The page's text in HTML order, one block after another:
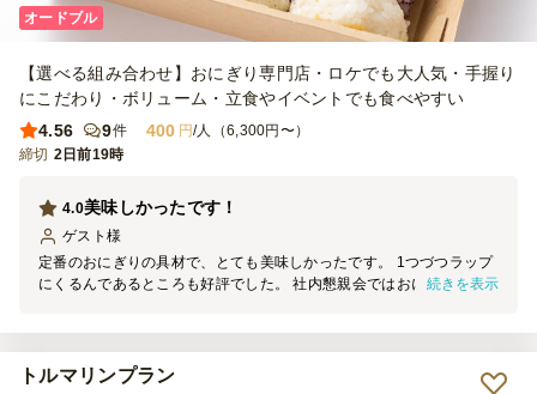
オードブル
【選べる組み合わせ】おにぎり専門店・ロケでも大人気・手握り
にこだわり・ボリューム・立食やイベントでも食べやすい
4.56
9件 400 円/人（6,300円〜）
締切 2日前19時
美味しかったです！
4.0
ゲスト 様
定番のおにぎりの具材で、とても美味しかったです。 1つづつラップ
にくるんであるところも好評でした。 社内懇親会ではおにぎりは毎
続きを表示
トルマリンプラン